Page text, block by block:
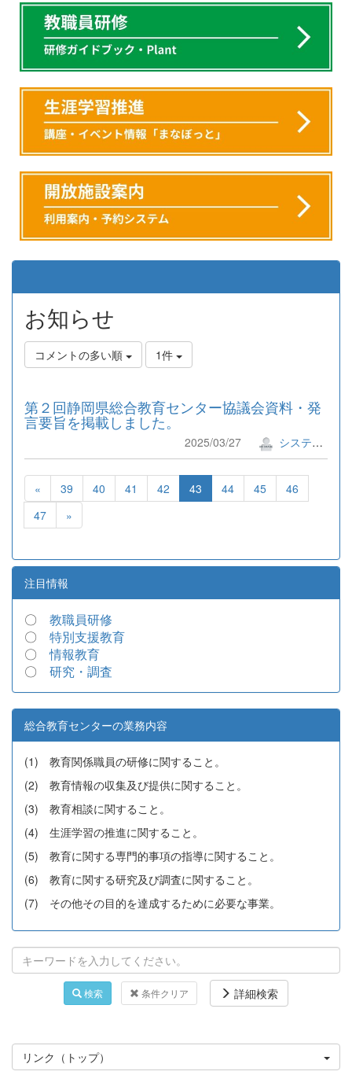
お知らせ
コメントの多い順 1件
第２回静岡県総合教育センター協議会資料・発
言要旨を掲載しました。
2025/03/27 システム管理者
« 39 40 41 42 43 44 45
46
47
»
注目情報
〇 教職員研修
〇 特別支援教育
〇情報教育
〇 研究・調査
総合教育センターの業務内容
(1) 教育関係職員の研修に関すること。
(2) 教育情報の収集及び提供に関すること。
(3) 教育相談に関すること。
(4) 生涯学習の推進に関すること。
(5) 教育に関する専門的事項の指導に関すること。
(6) 教育に関する研究及び調査に関すること。
(7) その他その目的を達成するために必要な事業。
検索 条件クリア 詳細検索
リンク（トップ）